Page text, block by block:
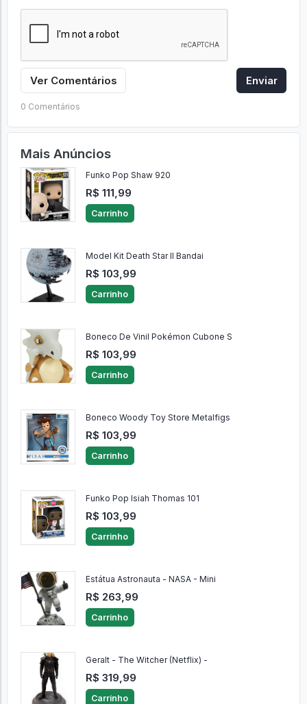
Ver Comentários Enviar
0 Comentários
Mais Anúncios
Funko Pop Shaw 920
R$ 111,99
Carrinho
Model Kit Death Star II Bandai
R$ 103,99
Carrinho
Boneco De Vinil Pokémon Cubone S
R$ 103,99
Carrinho
Boneco Woody Toy Store Metalfigs
R$ 103,99
Carrinho
Funko Pop Isiah Thomas 101
R$ 103,99
Carrinho
Estátua Astronauta - NASA - Mini
R$ 263,99
Carrinho
Geralt - The Witcher (Netflix) -
R$ 319,99
Carrinho